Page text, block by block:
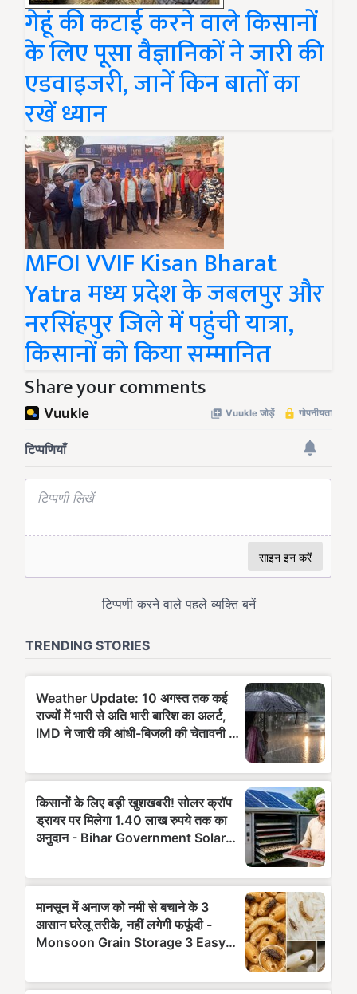
गेहूं की कटाई करने वाले किसानों
के लिए पूसा वैज्ञानिकों ने जारी की
एडवाइजरी, जानें किन बातों का
रखें ध्यान
MFOI VVIF Kisan Bharat
Yatra मध्य प्रदेश के जबलपुर और
नरसिंहपुर जिले में पहुंची यात्रा,
किसानों को किया सम्मानित
Share your comments